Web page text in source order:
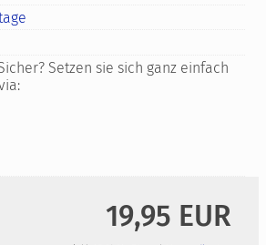
Setzen sie sich ganz einfach
19,95 EUR